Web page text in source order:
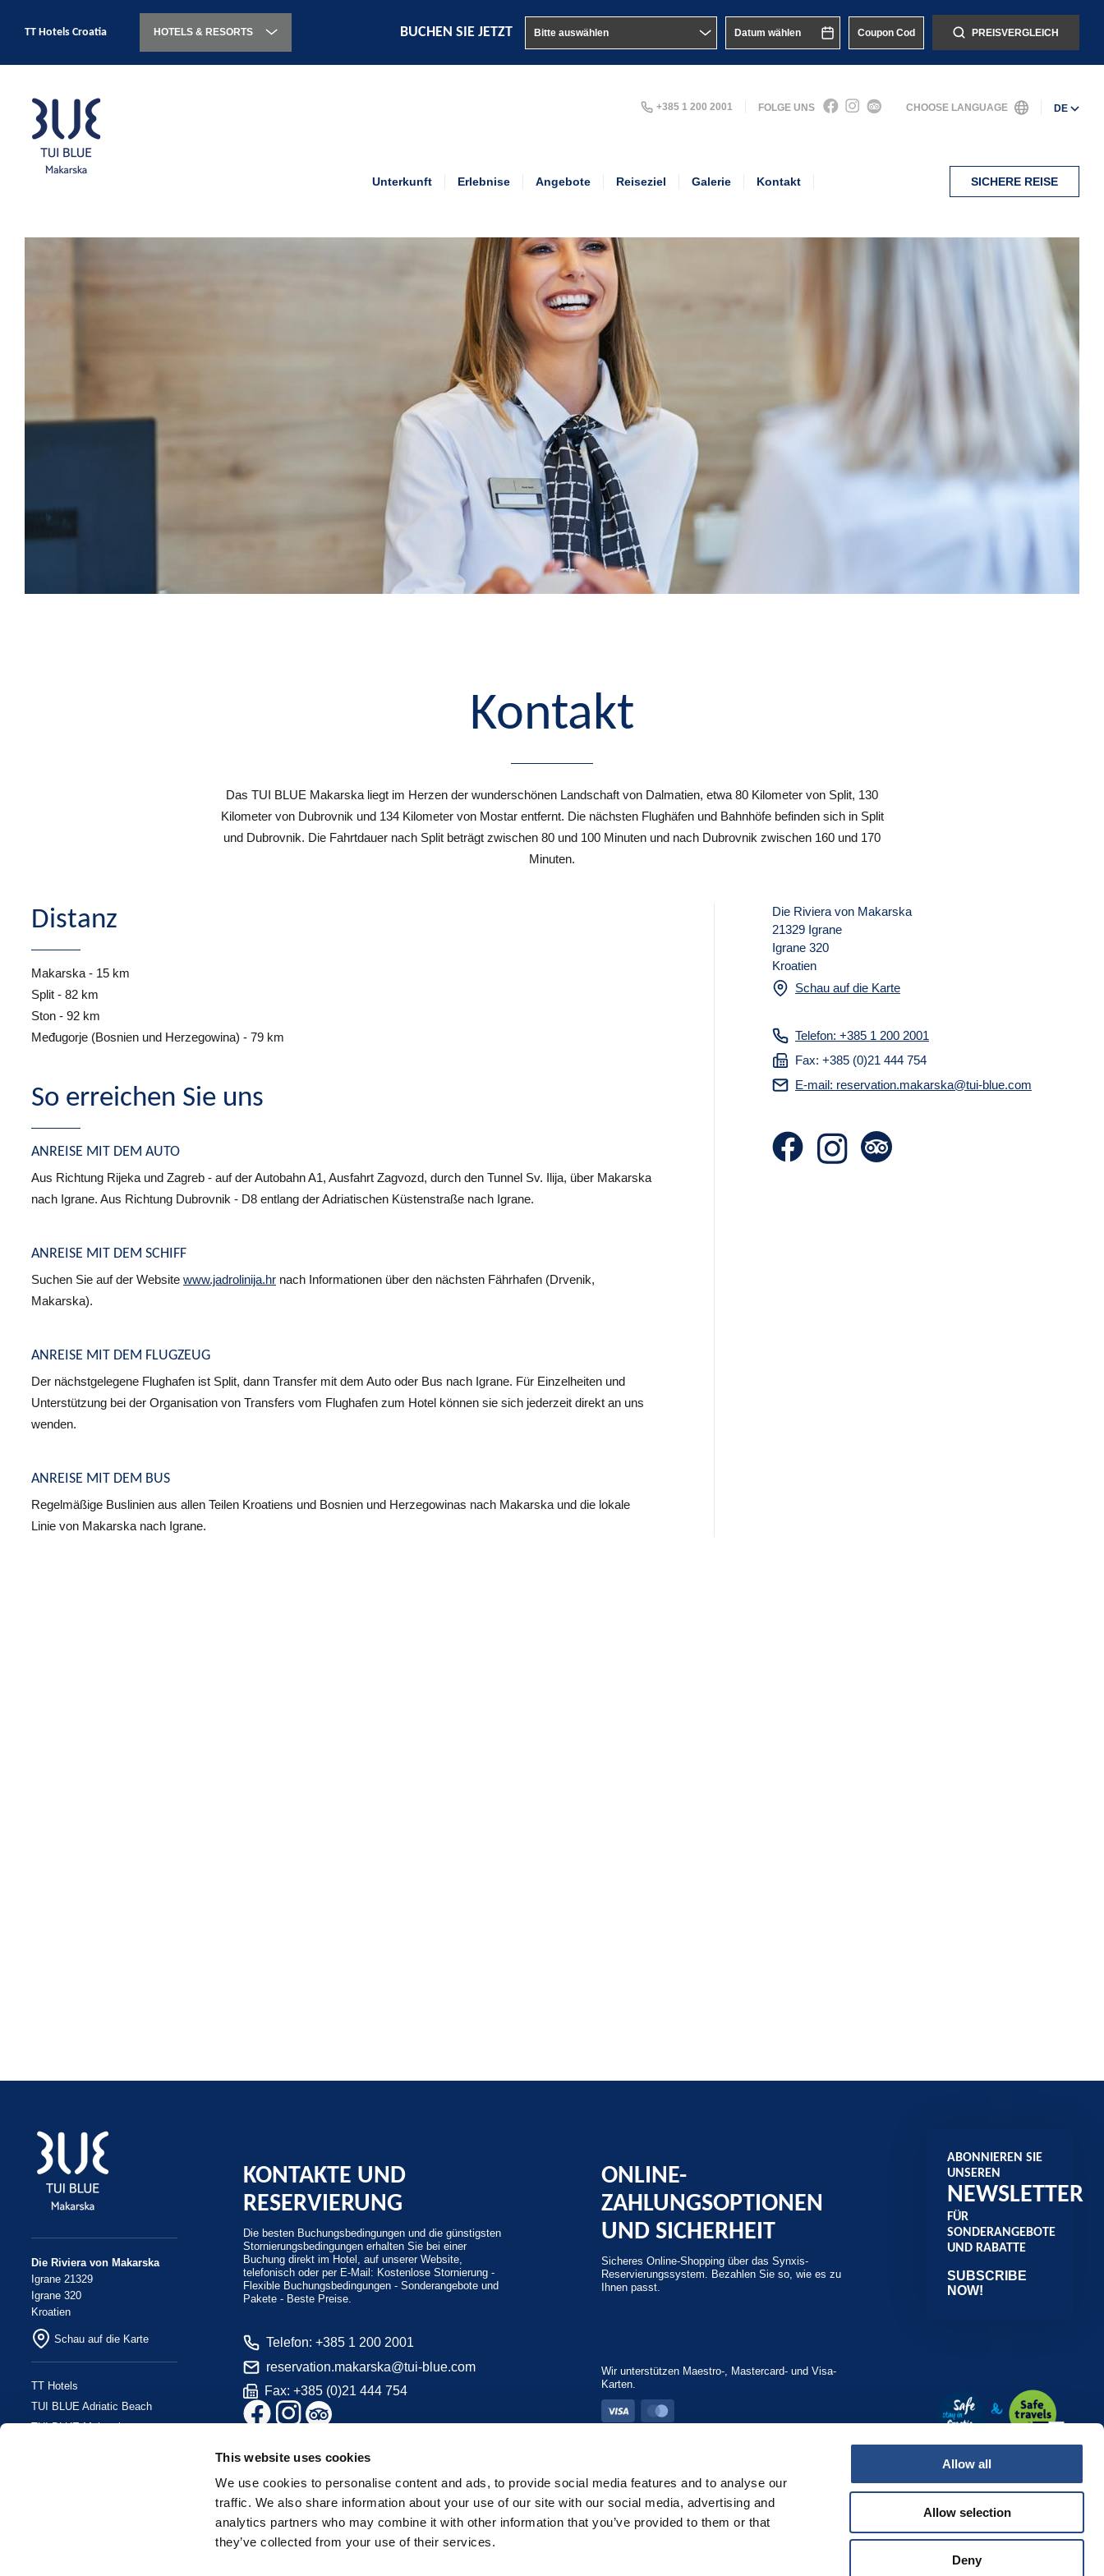
This website uses cookies
We use cookies to personalise content and ads, to provide social media features and to analyse our
traffic. We also share information about your use of our site with our social media, advertising and
analytics partners who may combine it with other information that you’ve provided to them or that
they’ve collected from your use of their services.
Allow all
Allow selection
Deny
TT Hotels Croatia HOTELS & RESORTS BUCHEN SIE JETZT PREISVERGLEICH
+385 1 200 2001 FOLGE UNS CHOOSE LANGUAGE DE
Unterkunft Erlebnise Angebote Reiseziel Galerie Kontakt SICHERE REISE
Kontakt
Das TUI BLUE Makarska liegt im Herzen der wunderschönen Landschaft von Dalmatien, etwa 80 Kilometer von Split, 130
Kilometer von Dubrovnik und 134 Kilometer von Mostar entfernt. Die nächsten Flughäfen und Bahnhöfe befinden sich in Split
und Dubrovnik. Die Fahrtdauer nach Split beträgt zwischen 80 und 100 Minuten und nach Dubrovnik zwischen 160 und 170
Minuten.
Distanz
Makarska - 15 km
Split - 82 km
Ston - 92 km
Međugorje (Bosnien und Herzegowina) - 79 km
So erreichen Sie uns
ANREISE MIT DEM AUTO
Aus Richtung Rijeka und Zagreb - auf der Autobahn A1, Ausfahrt Zagvozd, durch den Tunnel Sv. Ilija, über Makarska
nach Igrane. Aus Richtung Dubrovnik - D8 entlang der Adriatischen Küstenstraße nach Igrane.
ANREISE MIT DEM SCHIFF
Suchen Sie auf der Website www.jadrolinija.hr nach Informationen über den nächsten Fährhafen (Drvenik,
Makarska).
ANREISE MIT DEM FLUGZEUG
Der nächstgelegene Flughafen ist Split, dann Transfer mit dem Auto oder Bus nach Igrane. Für Einzelheiten und
Unterstützung bei der Organisation von Transfers vom Flughafen zum Hotel können sie sich jederzeit direkt an uns
wenden.
ANREISE MIT DEM BUS
Regelmäßige Buslinien aus allen Teilen Kroatiens und Bosnien und Herzegowinas nach Makarska und die lokale
Linie von Makarska nach Igrane.
Die Riviera von Makarska
21329 Igrane
Igrane 320
Kroatien
Schau auf die Karte
Telefon: +385 1 200 2001
Fax: +385 (0)21 444 754
E-mail: reservation.makarska@tui-blue.com
Die Riviera von Makarska
Igrane 21329
Igrane 320
Kroatien
Schau auf die Karte
TT Hotels
TUI BLUE Adriatic Beach
TUI BLUE Makarska
KONTAKTE UND
RESERVIERUNG
Die besten Buchungsbedingungen und die günstigsten
Stornierungsbedingungen erhalten Sie bei einer
Buchung direkt im Hotel, auf unserer Website,
telefonisch oder per E-Mail: Kostenlose Stornierung -
Flexible Buchungsbedingungen - Sonderangebote und
Pakete - Beste Preise.
Telefon: +385 1 200 2001
reservation.makarska@tui-blue.com
Fax: +385 (0)21 444 754
ONLINE-
ZAHLUNGSOPTIONEN
UND SICHERHEIT
Sicheres Online-Shopping über das Synxis-
Reservierungssystem. Bezahlen Sie so, wie es zu
Ihnen passt.
Wir unterstützen Maestro-, Mastercard- und Visa-
Karten.
ABONNIEREN SIE
UNSEREN
NEWSLETTER
FÜR
SONDERANGEBOTE
UND RABATTE
SUBSCRIBE
NOW!